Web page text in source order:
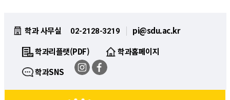
학과 사무실 02-2128-3219
pi@sdu.ac.kr
학과리플랫(PDF)
학과홈페이지
학과SNS